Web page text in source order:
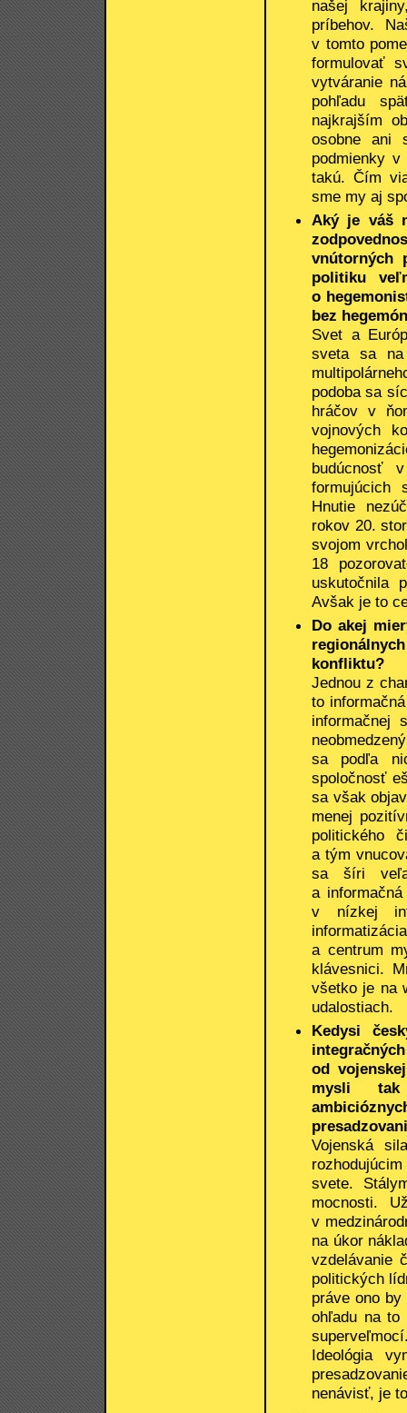
našej
príbehov.
v tomto
formulovať
vytváranie
pohľadu
najkrajším
osobne ani
podmienky
takú. Čím
sme my aj
Aký je váš
vnútorných
politiku
o
bez
Svet a
sveta sa
podoba sa
hráčov v
vojnových
budúcnosť
formujúcich
Hnutie
rokov 20.
svojom
18
uskutočnila
Avšak je to
Do akej
konfliktu?
Jednou z
to
informačnej
sa podľa
spoločnosť
sa však
menej
politického
a tým
sa šíri veľa
a
v nízkej
a centrum
klávesnici.
všetko je na
udalostiach.
Kedysi
od
mysli tak
Vojenská
svete.
mocnosti.
v
na úkor
vzdelávanie
politických
práve ono
ohľadu na
Ideológia
nenávisť, je